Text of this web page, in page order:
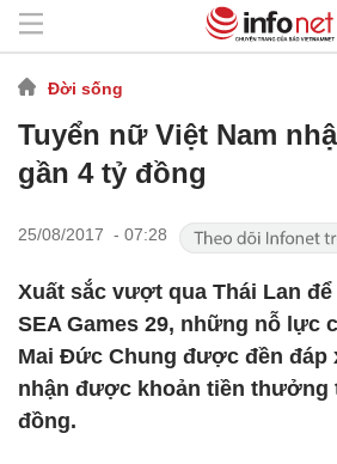
Đời sống
Tuyển nữ Việt Nam
gần 4 tỷ đồng
25/08/2017 - 07:28
Xuất sắc vượt qua Thái Lan để
SEA Games 29, những nỗ lực
Mai Đức Chung được đền đáp
nhận được khoản tiền thưởng
đồng.